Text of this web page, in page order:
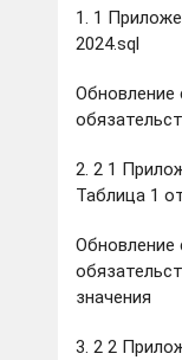
1. 1
2024.sql
Обновление
2. 2 1
Таблица 1
Обновление
значения
3. 2 2